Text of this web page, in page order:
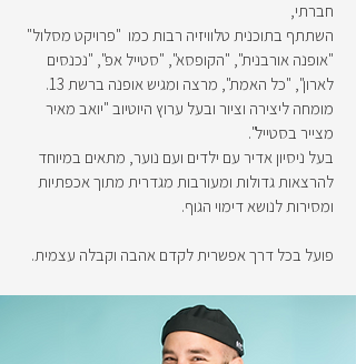
חברתי,
השתתף בתוכנית טלוויזיה רבות כמו "פרויקט מסלול"
"אופנה אורבנית", "הקופסא", "סטייל אפ", "נכנסים
לארון", "כל האמת", מרצה ומגיש אופנה ברשת 13.
מומחה ליצירה וציור ובעל ערוץ היוטיוב "יואב מאיר
מצייר בסטייל".
בעל ניסיון אדיר עם ילדים ועם נוער, מתאים במיוחד
להרצאות גדולות ומעורבות מגדרית מתוך אכפתיות
ומסירות לנושא דימוי הגוף.
פועל בכל דרך אפשרית לקדם אהבה וקבלה עצמית.